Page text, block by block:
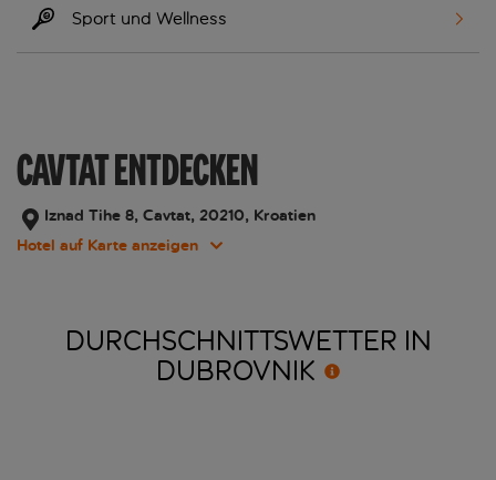
Sport und Wellness
CAVTAT ENTDECKEN
Iznad Tihe 8, Cavtat, 20210, Kroatien
Hotel auf Karte anzeigen
DURCHSCHNITTSWETTER IN
DUBROVNIK